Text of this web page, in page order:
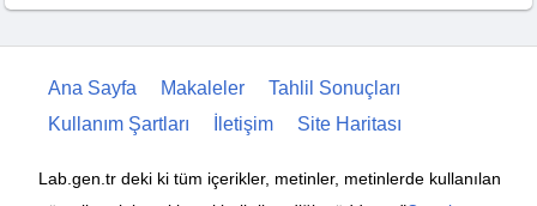
Ana Sayfa Makaleler
Tahlil Sonuçları
Kullanım Şartları
İletişim Site Haritası
Lab.gen.tr deki ki tüm içerikler, metinler, metinlerde kullanılan